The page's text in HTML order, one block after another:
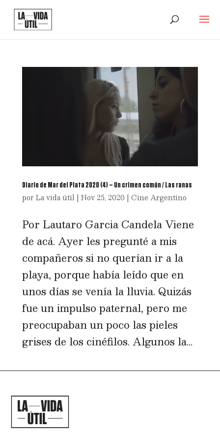
Diario de Mar del Plata 2020 (4) – Un crimen común / Las ranas
por La vida útil| Nov 25, 2020 | Cine Argentino
Por Lautaro Garcia Candela Viene
de acá. Ayer les pregunté a mis
compañeros si no querían ir a la
playa, porque había leído que en
unos días se venía la lluvia. Quizás
fue un impulso paternal, pero me
preocupaban un poco las pieles
grises de los cinéfilos. Algunos la...